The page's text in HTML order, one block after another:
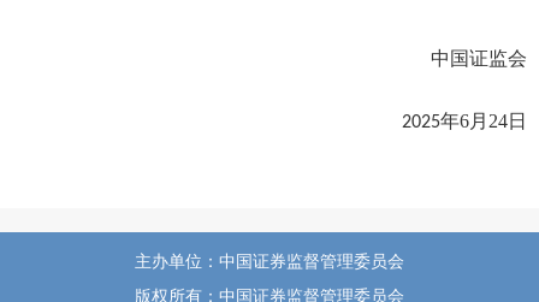
中国证监会
2025年6月24日
主办单位：中国证券监督管理委员会
版权所有：中国证券监督管理委员会